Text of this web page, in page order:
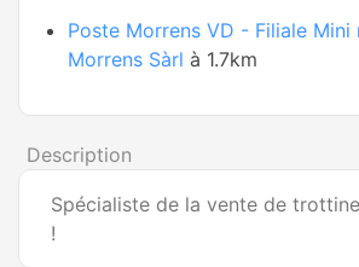
Poste Morrens VD - Filiale Mini
Morrens Sàrl à 1.7km
Description
Spécialiste de la vente de
!